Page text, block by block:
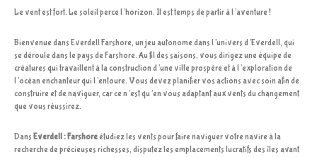
Le vent est fort. Le soleil perce l’horizon. Il est temps de partir à l’aventure !
Bienvenue dans Everdell Farshore, un jeu autonome dans l’univers d’Everdell, qui
se déroule dans le pays de Farshore. Au fil des saisons, vous dirigez une équipe de
créatures qui travaillent à la construction d’une ville prospère et à l’exploration de
l’océan enchanteur qui l’entoure. Vous devez planifier vos actions avec soin afin de
construire et de naviguer, car ce n’est qu’en vous adaptant aux vents du changement
que vous réussirez.
Dans Everdell : Farshoreétudiez les vents pour faire naviguer votre navire à la
recherche de précieuses richesses, disputez les emplacements lucratifs des îles avant